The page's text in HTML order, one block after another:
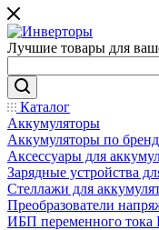
Лучшие товары для
Каталог
Аккумуляторы
Аккумуляторы по
Аксессуары для
Зарядные устройства
Стеллажи для
Преобразователи
ИБП переменного